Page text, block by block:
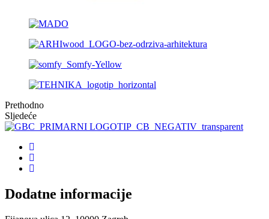
Prethodno
Sljedeće
Dodatne informacije